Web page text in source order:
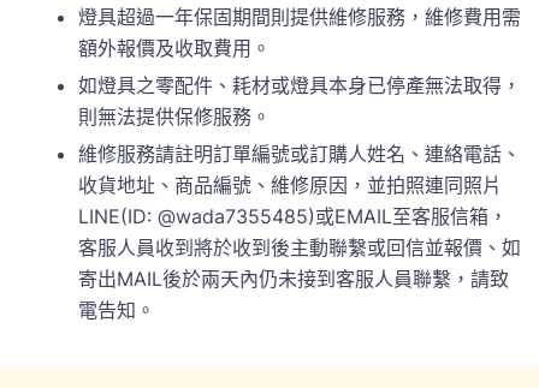
燈具超過一年保固期間則提供維修服務，維修費用需
額外報價及收取費用。
如燈具之零配件、耗材或燈具本身已停產無法取得，
則無法提供保修服務。
維修服務請註明訂單編號或訂購人姓名、連絡電話、
收貨地址、商品編號、維修原因，並拍照連同照片
LINE(ID: @wada7355485)或EMAIL至客服信箱，
客服人員收到將於收到後主動聯繫或回信並報價、如
寄出MAIL後於兩天內仍未接到客服人員聯繫，請致
電告知。